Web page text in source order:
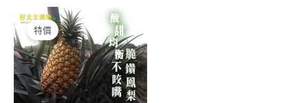
特價